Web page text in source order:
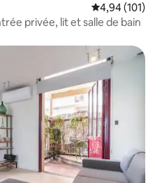
Évaluation
4,94 (101)
privée, lit et salle de bain